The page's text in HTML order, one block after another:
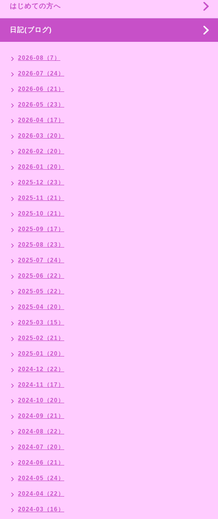
はじめての方へ
日記(ブログ)
2026-08（7）
2026-07（24）
2026-06（21）
2026-05（23）
2026-04（17）
2026-03（20）
2026-02（20）
2026-01（20）
2025-12（23）
2025-11（21）
2025-10（21）
2025-09（17）
2025-08（23）
2025-07（24）
2025-06（22）
2025-05（22）
2025-04（20）
2025-03（15）
2025-02（21）
2025-01（20）
2024-12（22）
2024-11（17）
2024-10（20）
2024-09（21）
2024-08（22）
2024-07（20）
2024-06（21）
2024-05（24）
2024-04（22）
2024-03（16）